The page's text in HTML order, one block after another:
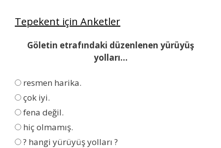
l
r
e
Tepekent için Anketler
Göletin etrafındaki düzenlenen yürüyüş
yolları...
resmen harika.
çok iyi.
fena değil.
hiç olmamış.
? hangi yürüyüş yolları ?